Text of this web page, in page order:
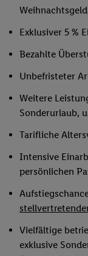
Weihnachtsgeld
Exklusiver 5 %
Bezahlte
Unbefristeter
Weitere
Sonderurlaub,
Tarifliche
Intensive
persönlichen
Vielfältige
exklusive